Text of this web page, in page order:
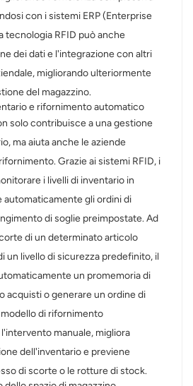
con i sistemi ERP (Enterprise
tecnologia RFID può anche
dei dati e l'integrazione con altri
migliorando ulteriormente
del magazzino.
e rifornimento automatico
solo contribuisce a una gestione
ma aiuta anche le aziende
Grazie ai sistemi RFID, i
i livelli di inventario in
automaticamente gli ordini di
di soglie preimpostate. Ad
di un determinato articolo
un livello di sicurezza predefinito, il
un promemoria di
acquisti o generare un ordine di
di rifornimento
manuale, migliora
dell'inventario e previene
di scorte o le rotture di stock.